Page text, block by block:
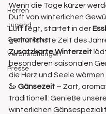
Herren
Jugend
Gastronomie
Veranstaltungen
Presse
Wenn die Tage kürzer
Duft von winterlichen
Luft liegt, startet in der
gemütlichste Zeit des
Zusatzkarte Winterzeit
besonderen saisonalen
die Herz und Seele wärmen.
🦢 Gänsezeit – Zart,
traditionell: Genieße unsere
winterlichen